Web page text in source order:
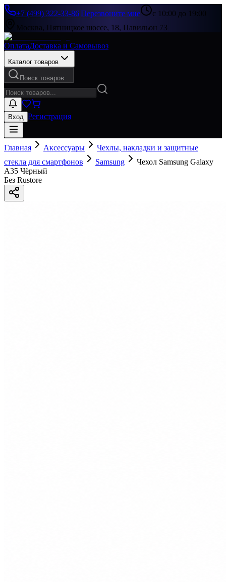
+7 (499) 322-33-86|Перезвоните мне
с 10:00 до 19:00
Москва, Пятницкое шоссе, 18, Павильон 73
ОплатаДоставка и Самовывоз
Каталог товаров
Поиск товаров...
Вход Регистрация
Главная Аксессуары
Чехлы, накладки и защитные
стекла для смартфонов
Samsung
Чехол Samsung Galaxy
A35 Чёрный
Без Rustore